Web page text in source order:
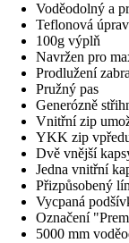
Voděodolný a
Teflonová
100g výplň
Navržen pro
Prodlužení
Pružný pas
Generózně
Vnitřní zip
YKK zip
Dvě vnější
Jedna vnitřní
Přizpůsobený
Vycpaná
Označení
5000 mm